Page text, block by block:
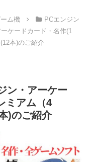
ム機
PCエンジン
ケードカード・名作(1
本)のご紹介
ン・アーケー
ミアム（4
)のご紹介